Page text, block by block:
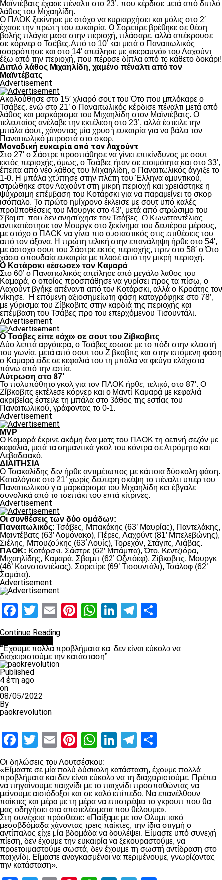
Μαϊντέβατς έχασε πέναλτι στο 23’, που κέρδισε μετά από διπλό
λάθος του Μιχαηλίδη.
Ο ΠΑΟΚ ξεκίνησε με στόχο να κυριαρχήσει και μόλις στο 2′
έχασε την πρώτη του ευκαιρία. Ο Σορετίρε βρέθηκε σε θέση
βολής πλάγια μέσα στην περιοχή, πλάσαρε, αλλά απέκρουσε
σε κόρνερ ο Τσάβες.Από το 10’ και μετά ο Παναιτωλικός
ισορρόπησε και στο 14′ απείλησε με «κεραυνό» του Λαχούντ
έξω από την περιοχή, που πέρασε δίπλα από το κάθετο δοκάρι!
Διπλό λάθος Μιχαηλίδη, χαμένο πέναλτι από τον
Μαϊντέβατς
Advertisement
Ακολούθησε στο 15′ χλιαρό σουτ του Ότο που μπλόκαρε ο
Τσάβες, ενώ στο 21’ ο Παναιτωλικός κέρδισε πέναλτι μετά από
λάθος και μαρκάρισμα του Μιχαηλίδη στον Μαϊντέβατς. Ο
τελευταίος ανέλαβε την εκτέλεση στο 23’, αλλά έστειλε την
μπάλα άουτ, χάνοντας μία χρυσή ευκαιρία για να βάλει τον
Παναιτωλικό μπροστά στο σκορ.
Μοναδική ευκαιρία από τον Λαχούντ
Στο 27′ ο Σάστρε προσπάθησε να γίνει επικίνδυνος με σουτ
εκτός περιοχής, όμως, ο Τσάβες ήταν σε ετοιμότητα και στο 33′,
έπειτα από νέο λάθος του Μιχαηλίδη, ο Παναιτωλικός άγγιξε το
1-0. Η μπάλα χτύπησε στην πλάτη του Έλληνα αμυντικού,
στρώθηκε στον Λαχούντ στη μικρή περιοχή και χρειάστηκε η
ψύχραιμη επέμβαση του Κοτάρσκι για να παραμείνει το σκορ
ισόπαλο. Το πρώτο ημίχρονο έκλεισε με σουτ υπό καλές
προϋποθέσεις του Μουργκ στο 43′, μετά από στρώσιμο του
Σβαμπ, που δεν ανησύχησε τον Τσάβες. Ο Κωνσταντέλιας
αντικατέστησε τον Μουργκ στο ξεκίνημα του δευτέρου μέρους,
με στόχο ο ΠΑΟΚ να γίνει πιο ουσιαστικός στις επιθέσεις του
από τον άξονα. Η πρώτη τελική στην επανάληψη ήρθε στο 54′,
με άστοχο σουτ του Σάστρε εκτός περιοχής, πριν στο 58′ ο Ότο
χάσει σπουδαία ευκαιρία με πλασέ από την μικρή περιοχή.
Ο Κοτάρσκι «έσωσε» τον Καμαρά
Στο 60’ ο Παναιτωλικός απείλησε από μεγάλο λάθος του
Καμαρά, ο οποίος προσπάθησε να γυρίσει προς τα πίσω, ο
Λαχούντ βγήκε απέναντι από τον Κοτάρσκι, αλλά ο Κροάτης τον
νίκησε. Η επόμενη αξιοσημείωτη φάση καταγράφηκε στο 78’,
με γύρισμα του Ζίβκοβιτς στην καρδιά της περιοχής και
επέμβαση του Τσάβες προ του επερχόμενου Τισουντάλι.
Advertisement
Ο Τσάβες είπε «όχι» σε σουτ του Ζίβκοβιτς
Δύο λεπτά αργότερα, ο Τσάβες έσωσε με το πόδι στην κλειστή
του γωνία, μετά από σουτ του Ζίβκοβιτς και στην επόμενη φάση
ο Καμαρά είδε σε κεφαλιά του τη μπάλα να φεύγει ελάχιστα
πάνω από την εστία.
Λύτρωση στο 87’
Το πολυπόθητο γκολ για τον ΠΑΟΚ ήρθε, τελικά, στο 87′. Ο
Ζίβκοβιτς εκτέλεσε κόρνερ και ο Μαντί Καμαρά με κεφαλιά
ακριβείας έστειλε τη μπάλα στο βάθος της εστίας του
Παναιτωλικού, γράφοντας το 0-1.
Advertisement
MVP
Ο Καμαρά έκρινε ακόμη ένα ματς του ΠΑΟΚ τη φετινή σεζόν με
κεφαλιά, μετά τα σημαντικά γκολ του κόντρα σε Ατρόμητο και
Λεβαδειακό.
ΔΙΑΙΤΗΣΙΑ
Ο Τσακαλίδης δεν ήρθε αντιμέτωπος με κάποια δύσκολη φάση.
Καταλόγισε στο 21’ χωρίς δεύτερη σκέψη το πέναλτι υπέρ του
Παναιτωλικού για μαρκάρισμα του Μιχαηλίδη και έβγαλε
συνολικά από το τσεπάκι του επτά κίτρινες.
Advertisement
Οι συνθέσεις των δύο ομάδων:
Παναιτωλικός: Τσάβες, Μπακάκης (63’ Μαυρίας), Παντελάκης,
Μαιντέβατς (63’ Λομόνακο), Πέρες, Λαχούντ (81’ Μπελεβώνης),
Σιέλης, Μπουζούκης (63΄Λουίς), Τορεχόν, Στάγιτς, Λιάβας.
ΠΑΟΚ: Κοτάρσκι, Σάστρε (62’ Μπάμπα), Ότο, Κεντζιόρα,
Μιχαηλίδης, Καμαρά, Σβαμπ (62’ Οζντόεφ), Ζίβκοβιτς, Μουργκ
(46’ Κωνστσντέλιας), Σορετίρε (69’ Τισουντάλι), Τσάλοφ (62’
Σαμάτα).
Advertisement
Facebook
Twitter
EmailPinterest
WhatsApp
LinkedIn
Telegram
Continue Reading
“Έχουμε πολλά προβλήματα και δεν είναι εύκολο να
διαχειριστούμε την κατάσταση”
Published
4 έτη ago
on
08/05/2022
By
paokrevolution
Facebook
Twitter
EmailPinterest
WhatsApp
LinkedIn
Telegram
Οι δηλώσεις του Λουτσέσκου:
«Είμαστε σε μία πολύ δύσκολη κατάσταση, έχουμε πολλά
προβλήματα και δεν είναι εύκολο να τη διαχειριστούμε. Πρέπει
να πηγαίνουμε παιχνίδι με το παιχνίδι προσπαθώντας να
μείνουμε αισιόδοξοι και σε καλό επίπεδο. Να επανέλθουν
παίκτες και μέρα με τη μέρα να επιστρέψει το γκρουπ που θα
μας οδηγήσει στα αποτελέσματα που θέλουμε».
Στη συνέχεια πρόσθεσε: «Παίξαμε με τον Ολυμπιακό
μεσοβδόμαδα χάνοντας τρεις παίκτες, την ίδια στιγμή ο
αντίπαλος είχε μία βδομάδα να δουλέψει. Είμαστε υπό συνεχή
πίεση, δεν έχουμε την ευκαιρία να ξεκουραστούμε, να
προετοιμαστούμε σωστά, δεν έχουμε τη σωστή αντίδραση στο
παιχνίδι. Είμαστε αναγκασμένοι να περιμένουμε, γνωρίζοντας
την κατάσταση».